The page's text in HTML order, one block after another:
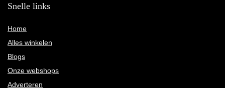
Snelle links
Home
Alles winkelen
Blogs
Onze webshops
Adverteren